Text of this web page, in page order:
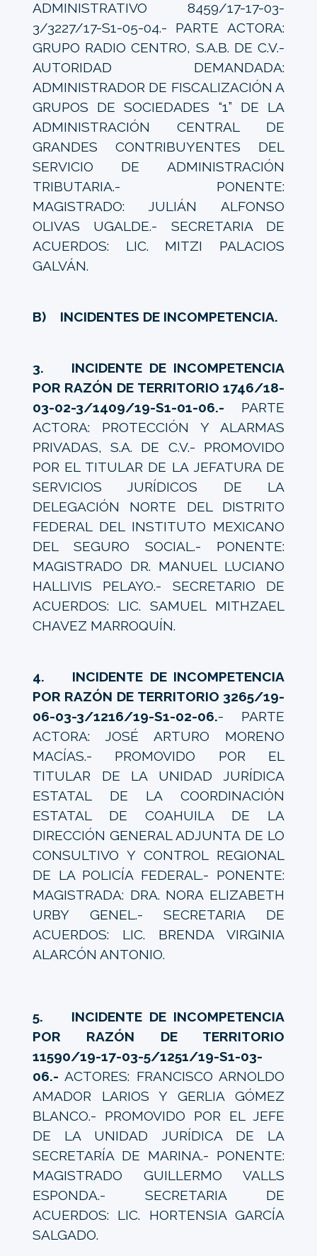
ADMINISTRATIVO 8459/17-17-03-
3/3227/17-S1-05-04.- PARTE ACTORA:
GRUPO RADIO CENTRO, S.A.B. DE C.V.-
AUTORIDAD DEMANDADA:
ADMINISTRADOR DE FISCALIZACIÓN A
GRUPOS DE SOCIEDADES “1” DE LA
ADMINISTRACIÓN CENTRAL DE
GRANDES CONTRIBUYENTES DEL
SERVICIO DE ADMINISTRACIÓN
TRIBUTARIA.- PONENTE:
MAGISTRADO: JULIÁN ALFONSO
OLIVAS UGALDE.- SECRETARIA DE
ACUERDOS: LIC. MITZI PALACIOS
GALVÁN.
B) INCIDENTES DE INCOMPETENCIA.
3. INCIDENTE DE INCOMPETENCIA
POR RAZÓN DE TERRITORIO 1746/18-
03-02-3/1409/19-S1-01-06.- PARTE
ACTORA: PROTECCIÓN Y ALARMAS
PRIVADAS, S.A. DE C.V.- PROMOVIDO
POR EL TITULAR DE LA JEFATURA DE
SERVICIOS JURÍDICOS DE LA
DELEGACIÓN NORTE DEL DISTRITO
FEDERAL DEL INSTITUTO MEXICANO
DEL SEGURO SOCIAL.- PONENTE:
MAGISTRADO DR. MANUEL LUCIANO
HALLIVIS PELAYO.- SECRETARIO DE
ACUERDOS: LIC. SAMUEL MITHZAEL
CHAVEZ MARROQUÍN.
4. INCIDENTE DE INCOMPETENCIA
POR RAZÓN DE TERRITORIO 3265/19-
06-03-3/1216/19-S1-02-06.- PARTE
ACTORA: JOSÉ ARTURO MORENO
MACÍAS.- PROMOVIDO POR EL
TITULAR DE LA UNIDAD JURÍDICA
ESTATAL DE LA COORDINACIÓN
ESTATAL DE COAHUILA DE LA
DIRECCIÓN GENERAL ADJUNTA DE LO
CONSULTIVO Y CONTROL REGIONAL
DE LA POLICÍA FEDERAL.- PONENTE:
MAGISTRADA: DRA. NORA ELIZABETH
URBY GENEL.- SECRETARIA DE
ACUERDOS: LIC. BRENDA VIRGINIA
ALARCÓN ANTONIO.
5. INCIDENTE DE INCOMPETENCIA
POR RAZÓN DE TERRITORIO
11590/19-17-03-5/1251/19-S1-03-
06.- ACTORES: FRANCISCO ARNOLDO
AMADOR LARIOS Y GERLIA GÓMEZ
BLANCO.- PROMOVIDO POR EL JEFE
DE LA UNIDAD JURÍDICA DE LA
SECRETARÍA DE MARINA.- PONENTE:
MAGISTRADO GUILLERMO VALLS
ESPONDA.- SECRETARIA DE
ACUERDOS: LIC. HORTENSIA GARCÍA
SALGADO.